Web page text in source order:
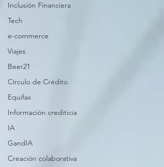
Inclusión Financiera
Tech
e-commerce
Viajes
Beer21
Círculo de Crédito
Equifax
Información crediticia
IA
GandIA
Creación colaborativa